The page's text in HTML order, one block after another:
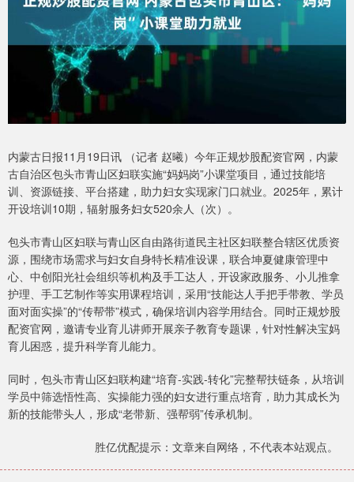
内蒙古日报11月19日讯 （记者 赵曦）今年正规炒股配资官网，内蒙
古自治区包头市青山区妇联实施“妈妈岗”小课堂项目，通过技能培
训、资源链接、平台搭建，助力妇女实现家门口就业。2025年，累计
开设培训10期，辐射服务妇女520余人（次）。
包头市青山区妇联与青山区自由路街道民主社区妇联整合辖区优质资
源，围绕市场需求与妇女自身特长精准设课，联合坤夏健康管理中
心、中创阳光社会组织等机构及手工达人，开设家政服务、小儿推拿
护理、手工艺制作等实用课程培训，采用“技能达人手把手带教、学员
面对面实操”的“传帮带”模式，确保培训内容学用结合。同时正规炒股
配资官网，邀请专业育儿讲师开展亲子教育专题课，针对性解决宝妈
育儿困惑，提升科学育儿能力。
同时，包头市青山区妇联构建“培育-实践-转化”完整帮扶链条，从培训
学员中筛选悟性高、实操能力强的妇女进行重点培育，助力其成长为
新的技能带头人，形成“老带新、强帮弱”传承机制。
胜亿优配提示：文章来自网络，不代表本站观点。